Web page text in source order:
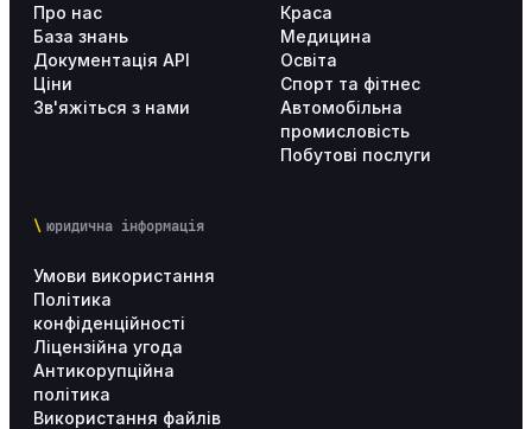
Про нас
База знань
Документація API
Ціни
Зв'яжіться з нами
Краса
Медицина
Освіта
Спорт та фітнес
Автомобільна
промисловість
Побутові послуги
юридична інформація
Умови використання
Політика
конфіденційності
Ліцензійна угода
Антикорупційна
політика
Використання файлів